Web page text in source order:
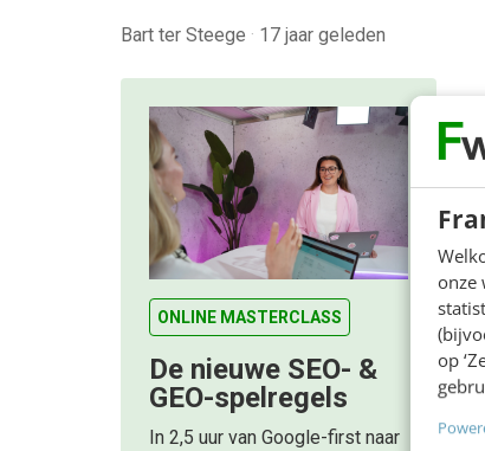
onze
op
Bart ter Steege · 17 jaar geleden
ONLINE MASTERCLASS
De nieuwe SEO- &
GEO-spelregels
In 2,5 uur van Google-first naar